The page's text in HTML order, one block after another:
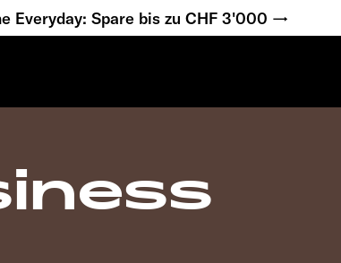
Everyday: Spare bis zu CHF 3'000 →